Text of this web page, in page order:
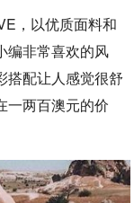
，以优质面料和
编非常喜欢的风
搭配让人感觉很舒
一两百澳元的价